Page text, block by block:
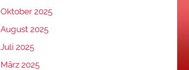
Oktober 2025
August 2025
Juli 2025
März 2025